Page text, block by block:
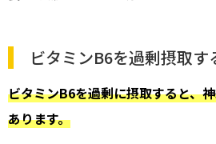
ビタミンB6を過剰摂取す
ビタミンB6を過剰に摂取すると、
あります。